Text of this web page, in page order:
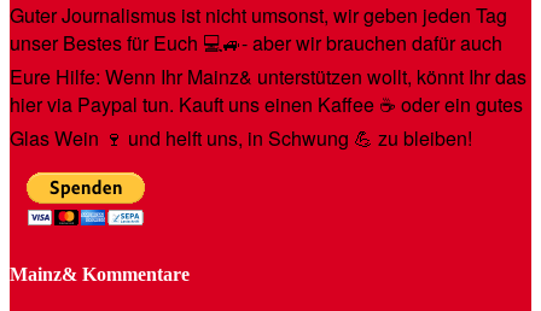
Guter Journalismus ist nicht umsonst, wir geben jeden Tag
unser Bestes für Euch 💻🚙- aber wir brauchen dafür auch
Eure Hilfe: Wenn Ihr Mainz& unterstützen wollt, könnt Ihr das
hier via Paypal tun. Kauft uns einen Kaffee ☕️ oder ein gutes
Glas Wein 🍷 und helft uns, in Schwung 💪 zu bleiben!
Mainz& Kommentare